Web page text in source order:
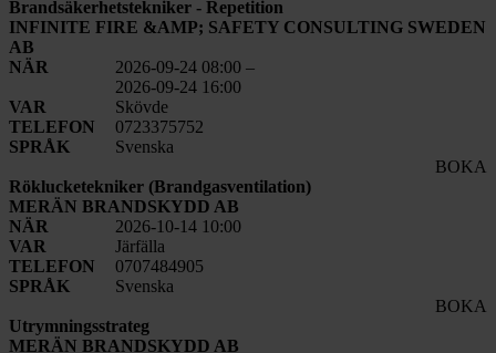
Brandsäkerhetstekniker - Repetition
INFINITE FIRE &AMP; SAFETY CONSULTING SWEDEN
AB
NÄR
2026-09-24 08:00 –
2026-09-24 16:00
VAR
Skövde
TELEFON
0723375752
SPRÅK
Svenska
BOKA
Röklucketekniker (Brandgasventilation)
MERÄN BRANDSKYDD AB
NÄR
2026-10-14 10:00
VAR
Järfälla
TELEFON
0707484905
SPRÅK
Svenska
BOKA
Utrymningsstrateg
MERÄN BRANDSKYDD AB